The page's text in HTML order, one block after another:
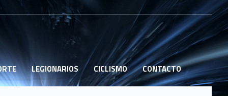
LEGIONARIOS CICLISMO CONTACTO